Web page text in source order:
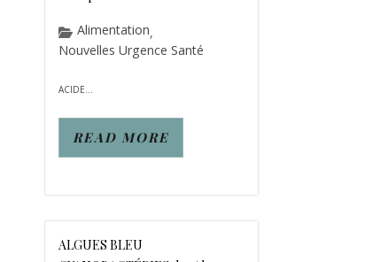
Alimentation,
Nouvelles Urgence Santé
ACIDE...
READ MORE
ALGUES BLEU